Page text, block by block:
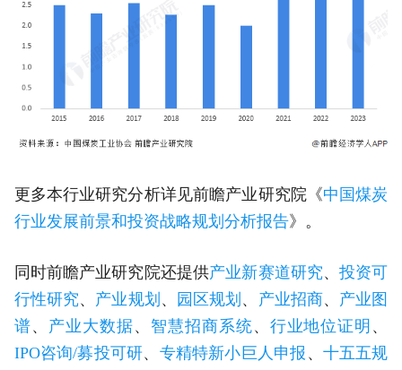
更多本行业研究分析详见前瞻产业研究院《中国煤炭
行业发展前景和投资战略规划分析报告》。
同时前瞻产业研究院还提供产业新赛道研究、投资可
行性研究、 产业规划 、 园区规划 、 产业招商、 产业图
谱、 产业大数据、 智慧招商系统、 行业地位证明 、
IPO咨询/募投可研、 专精特新小巨人申报 、 十五五规